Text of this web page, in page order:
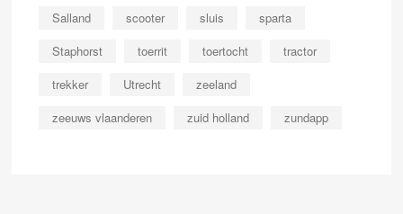
Salland
scooter sluis
sparta
Staphorst
toerrit toertocht
tractor
trekker
Utrecht
zeeland
zeeuws vlaanderen
zuid holland zundapp